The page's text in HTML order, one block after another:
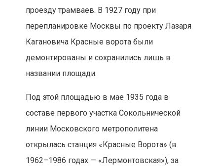
проезду трамваев. В 1927 году при
перепланировке Москвы по проекту Лазаря
Кагановича Красные ворота были
демонтированы и сохранились лишь в
названии площади.
Под этой площадью в мае 1935 года в
составе первого участка Сокольнической
линии Московского метрополитена
открылась станция «Красные Ворота» (в
1962–1986 годах — «Лермонтовская»), за